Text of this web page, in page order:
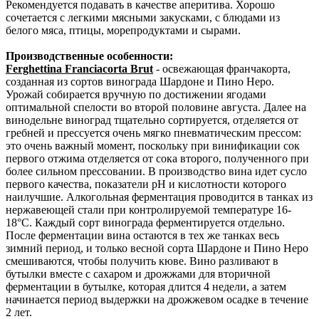
Рекомендуется подавать в качестве аперитива. Хорошо
сочетается с легкими мясными закусками, с блюдами из
белого мяса, птицы, морепродуктами и сырами.
Производственные особенности:
Ferghettina Franciacorta Brut - освежающая франчакорта,
созданная из сортов винограда Шардоне и Пино Неро.
Урожай собирается вручную по достижении ягодами
оптимальной спелости во второй половине августа. Далее на
винодельне виноград тщательно сортируется, отделяется от
гребней и прессуется очень мягко пневматическим прессом:
это очень важный момент, поскольку при винификации сок
первого отжима отделяется от сока второго, полученного при
более сильном прессовании. В производство вина идет сусло
первого качества, показатели рН и кислотности которого
наилучшие. Алкогольная ферментация проводится в танках из
нержавеющей стали при контролируемой температуре 16-
18°С. Каждый сорт винограда ферментируется отдельно.
После ферментации вина остаются в тех же танках весь
зимний период, и только весной сорта Шардоне и Пино Неро
смешиваются, чтобы получить кюве. Вино разливают в
бутылки вместе с сахаром и дрожжами для вторичной
ферментации в бутылке, которая длится 4 недели, а затем
начинается период выдержки на дрожжевом осадке в течение
2 лет.